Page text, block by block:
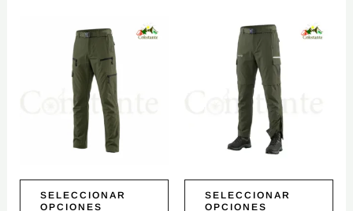
SELECCIONAR
OPCIONES
producto
múltiples
variantes.
opciones
elegir
SELECCIONAR
OPCIONES
producto
múltiples
variantes.
opciones
elegir